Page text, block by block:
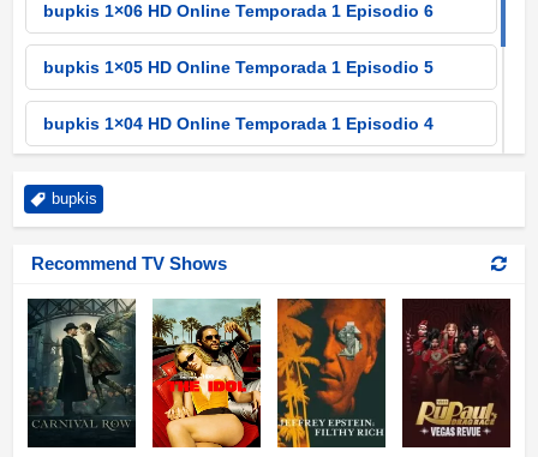
bupkis 1×06 HD Online Temporada 1 Episodio 6
bupkis 1×05 HD Online Temporada 1 Episodio 5
bupkis 1×04 HD Online Temporada 1 Episodio 4
bupkis 1×03 HD Online Temporada 1 Episodio 3
bupkis
Recommend TV Shows